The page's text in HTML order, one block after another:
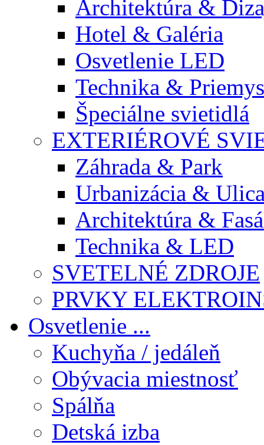
Architektúra &
Hotel & Galéria
Osvetlenie LED
Technika &
Špeciálne svietidlá
EXTERIÉROVÉ
Záhrada & Park
Urbanizácia &
Architektúra &
Technika & LED
SVETELNÉ ZDROJE
PRVKY
Osvetlenie ...
Kuchyňa / jedáleň
Obývacia miestnosť
Spálňa
Detská izba